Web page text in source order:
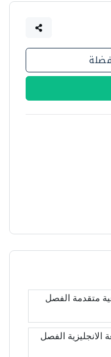
متقدمة الفصل
الانجليزية الفصل